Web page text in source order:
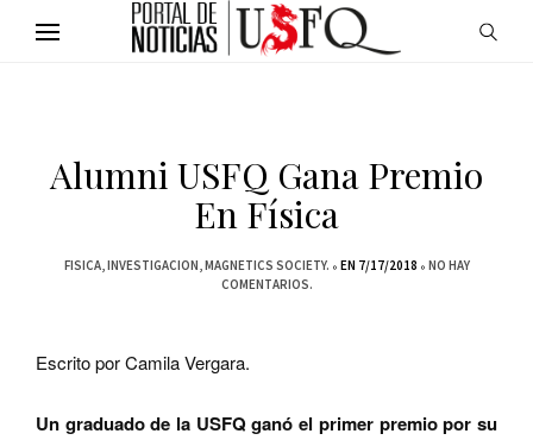
Alumni USFQ Gana Premio
En Física
FISICA INVESTIGACION MAGNETICS SOCIETY. EN 7/17/2018
NO HAY
COMENTARIOS.
Escrito por Camila Vergara.
Un graduado de la USFQ ganó el primer premio por su